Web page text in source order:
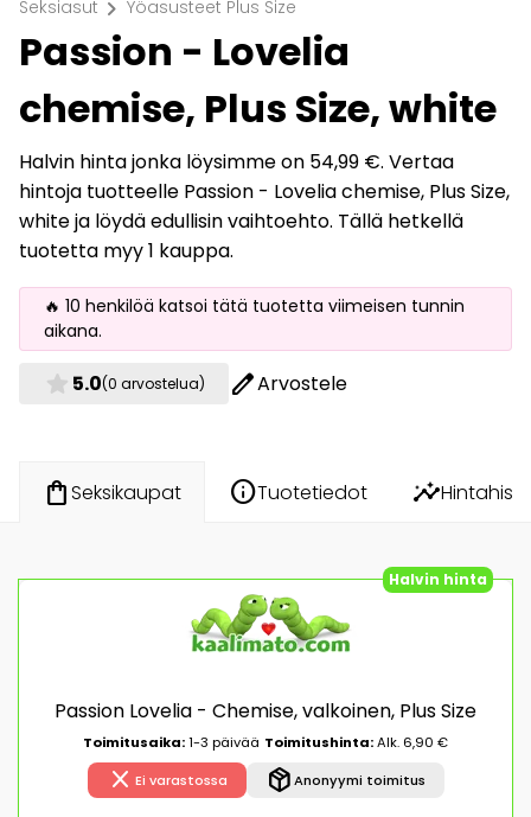
Seksiasut chevron_right Yöasusteet Plus Size
Passion - Lovelia
chemise, Plus Size, white
Halvin hinta jonka löysimme on 54,99 €. Vertaa
hintoja tuotteelle Passion - Lovelia chemise, Plus Size,
white ja löydä edullisin vaihtoehto. Tällä hetkellä
tuotetta myy 1 kauppa.
🔥 10 henkilöä katsoi tätä tuotetta viimeisen tunnin
aikana.
star 5.0(0 arvostelua) editArvostele
shopping_bagSeksikaupat infoTuotetiedot insights
Halvin hinta
Passion Lovelia - Chemise, valkoinen, Plus Size
Toimitusaika:1-3 päivää Toimitushinta:Alk. 6,90 €
close Ei varastossa package_2Anonyymi toimitus